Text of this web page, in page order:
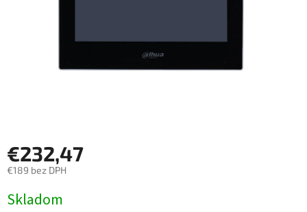
€232,47
€189 bez DPH
cena:
Skladom